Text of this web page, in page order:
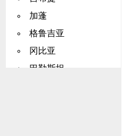
加蓬
格鲁吉亚
冈比亚
巴勒斯坦